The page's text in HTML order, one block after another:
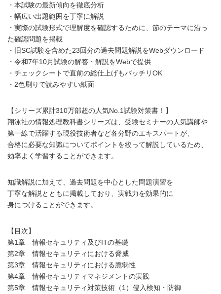
・本試験の最新傾向を徹底分析
・幅広い出題範囲を丁寧に解説
・実際の試験形式で理解度を確認するために、節のテーマに沿っ
た確認問題を掲載
・旧SC試験を含めた23回分の過去問題解説をWebダウンロード
・令和7年10月試験の解答・解説をWebで提供
・チェックシートで直前の総仕上げもバッチリOK
・2色刷りで読みやすい紙面
【シリーズ累計310万部超の人気No.1試験対策書！】
翔泳社の情報処理教科書シリーズは、受験セミナーの人気講師や
第一線で活躍する現役技術者など各分野のエキスパートが、
合格に必要な知識についてポイントを絞って解説しているため、
効率よく学習することができます。
知識解説に加えて、過去問題を中心とした問題演習を
丁寧な解説とともに掲載しており、実戦力を効果的に
身につけることができます。
【目次】
第1章 情報セキュリティ及びITの基礎
第2章 情報セキュリティにおける脅威
第3章 情報セキュリティにおける脆弱性
第4章 情報セキュリティマネジメントの実践
第5章 情報セキュリティ対策技術（1）侵入検知・防御